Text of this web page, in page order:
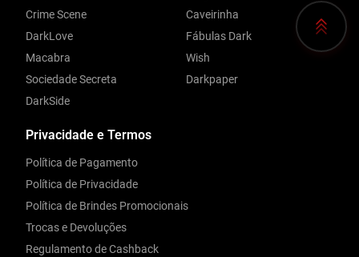
Privacidade e Termos
Política de Pagamento
Política de Privacidade
Política de Brindes Promocionais
Trocas e Devoluções
Regulamento de Cashback
Crime Scene
DarkLove
Macabra
Sociedade Secreta
DarkSide
Caveirinha
Fábulas Dark
Wish
Darkpaper